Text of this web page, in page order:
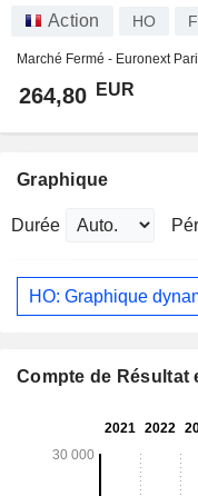
Action HO
Marché Fermé - Euronext
264,80 EUR
Graphique
Durée
HO: Graphique
Compte de Résultat